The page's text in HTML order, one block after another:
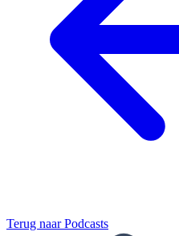
Terug naarPodcasts